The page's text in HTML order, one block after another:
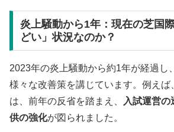
炎上騒動から1年：現在の芝国
どい」状況なのか？
2023年の炎上騒動から約1年が経過し
様々な改善策を講じています。例えば
は、前年の反省を踏まえ、
入試運営の
供の強化が図られました。